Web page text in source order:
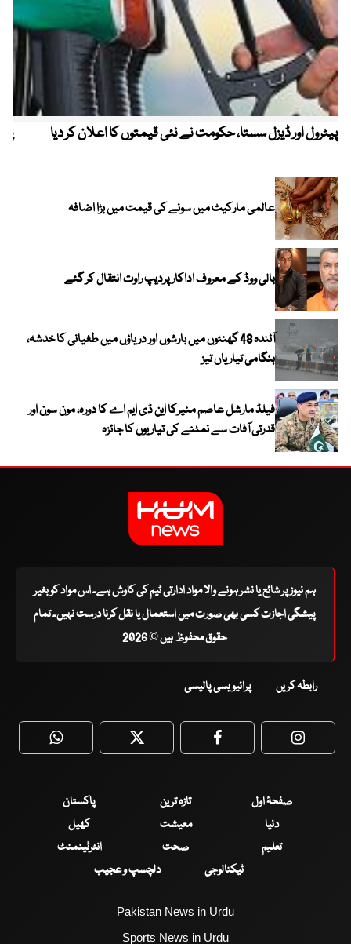
پیٹرول اور ڈیزل سستا، حکومت نے نئی قیمتوں کا اعلان کر دیا
عالمی مارکیٹ میں سونے کی قیمت میں بڑا اضافہ
بالی ووڈ کے معروف اداکار پردیپ راوت انتقال کر گئے
آئندہ 48 گھنٹوں میں بارشوں اور دریاؤں میں طغیانی کا خدشہ،
ہنگامی تیاریاں تیز
فیلڈ مارشل عاصم منیرکا این ڈی ایم اے کا دورہ، مون سون اور
قدرتی آفات سے نمٹنے کی تیاریوں کا جائزہ
ہم نیوز پر شائع یا نشر ہونے والا مواد ادارتی ٹیم کی کاوش ہے۔ اس مواد کو بغیر
پیشگی اجازت کسی بھی صورت میں استعمال یا نقل کرنا درست نہیں۔ تمام
حقوق محفوظ ہیں © 2026
رابطہ کریں پرائیویسی پالیسی
WhatsApp Twitter Facebook
صفحۂ اول تازہ ترین
پاکستان
دنیا
معیشت
کھیل
تعلیم
صحت
انٹرٹینمنٹ
ٹیکنالوجی
دلچسپ و عجیب
Pakistan News in Urdu
Sports News in Urdu